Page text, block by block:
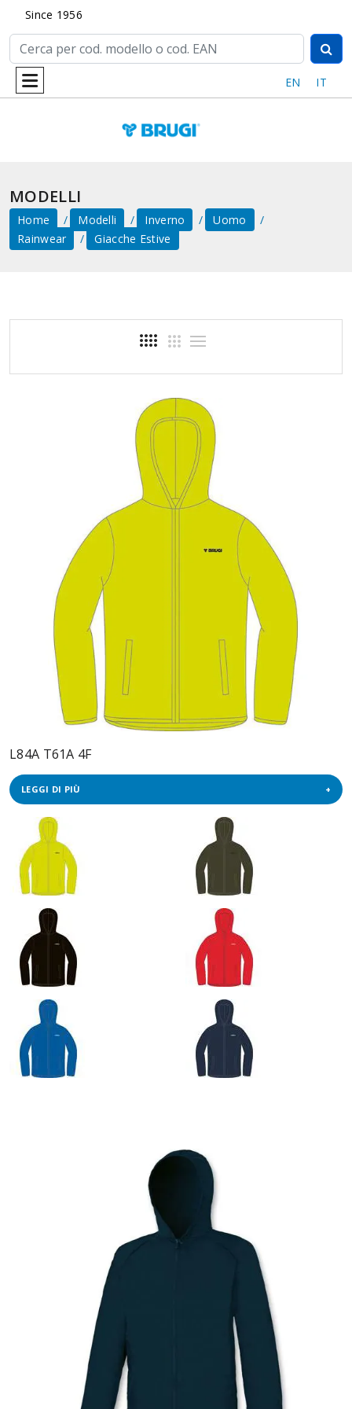
Since 1956
EN IT
MODELLI
Home Modelli Inverno
Uomo
Rainwear
Giacche Estive
L84A T61A 4F
LEGGI DI PIÙ